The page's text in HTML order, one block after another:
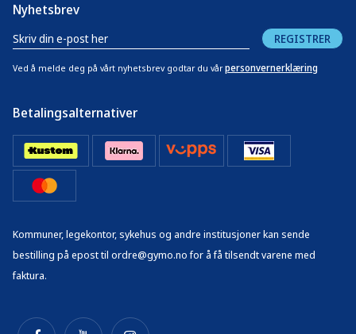
Nyhetsbrev
REGISTRER
Ved å melde deg på vårt nyhetsbrev godtar du vår personvernerklæring
Betalingsalternativer
Kommuner, legekontor, sykehus og andre institusjoner kan sende
bestilling på epost til ordre@gymo.no for å få tilsendt varene med
faktura.